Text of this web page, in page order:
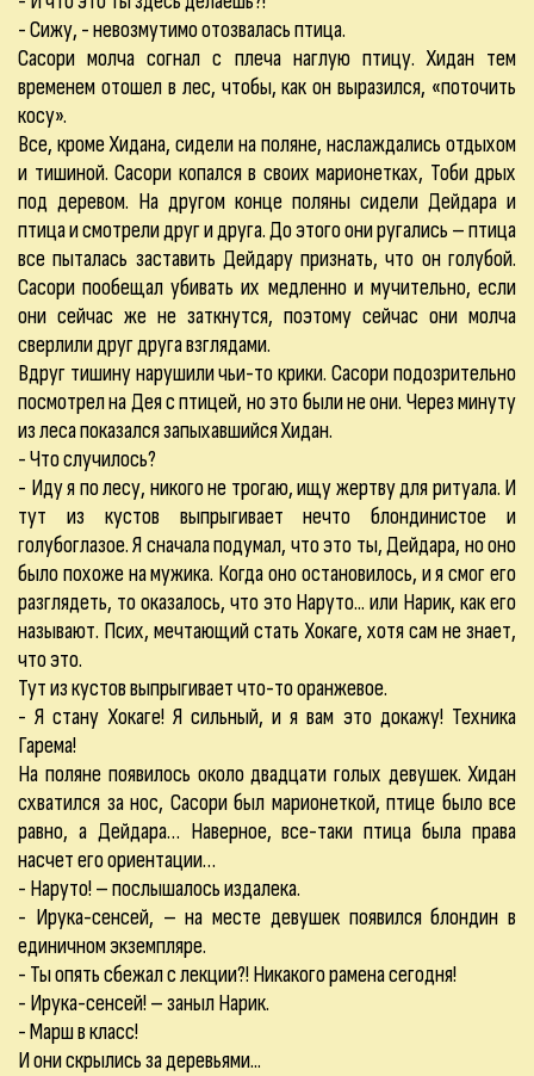
- Сижу, - невозмутимо отозвалась птица.
Сасори молча согнал с плеча наглую птицу. Хидан тем
временем отошел в лес, чтобы, как он выразился, «поточить
косу».
Все, кроме Хидана, сидели на поляне, наслаждались отдыхом
и тишиной. Сасори копался в своих марионетках, Тоби дрых
под деревом. На другом конце поляны сидели Дейдара и
птица и смотрели друг и друга. До этого они ругались – птица
все пыталась заставить Дейдару признать, что он голубой.
Сасори пообещал убивать их медленно и мучительно, если
они сейчас же не заткнутся, поэтому сейчас они молча
сверлили друг друга взглядами.
Вдруг тишину нарушили чьи-то крики. Сасори подозрительно
посмотрел на Дея с птицей, но это были не они. Через минуту
из леса показался запыхавшийся Хидан.
- Что случилось?
- Иду я по лесу, никого не трогаю, ищу жертву для ритуала. И
тут из кустов выпрыгивает нечто блондинистое и
голубоглазое. Я сначала подумал, что это ты, Дейдара, но оно
было похоже на мужика. Когда оно остановилось, и я смог его
разглядеть, то оказалось, что это Наруто... или Нарик, как его
называют. Псих, мечтающий стать Хокаге, хотя сам не знает,
что это.
Тут из кустов выпрыгивает что-то оранжевое.
- Я стану Хокаге! Я сильный, и я вам это докажу! Техника
Гарема!
На поляне появилось около двадцати голых девушек. Хидан
схватился за нос, Сасори был марионеткой, птице было все
равно, а Дейдара… Наверное, все-таки птица была права
насчет его ориентации…
- Наруто! – послышалось издалека.
- Ирука-сенсей, – на месте девушек появился блондин в
единичном экземпляре.
- Ты опять сбежал с лекции?! Никакого рамена сегодня!
- Ирука-сенсей! – заныл Нарик.
- Марш в класс!
И они скрылись за деревьями...